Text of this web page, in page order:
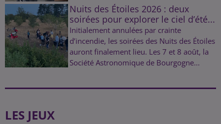
Nuits des Étoiles 2026 : deux
soirées pour explorer le ciel d’été...
Initialement annulées par crainte
d’incendie, les soirées des Nuits des Étoiles
auront finalement lieu. Les 7 et 8 août, la
Société Astronomique de Bourgogne...
LES JEUX